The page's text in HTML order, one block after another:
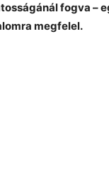
fogva –
megfelel.